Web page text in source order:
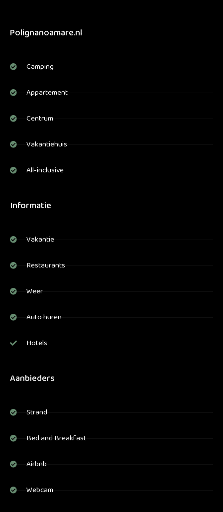
Polignanoamare.nl
Camping
Appartement
Centrum
Vakantiehuis
All-inclusive
Informatie
Vakantie
Restaurants
Weer
Auto huren
Hotels
Aanbieders
Strand
Bed and Breakfast
Airbnb
Webcam